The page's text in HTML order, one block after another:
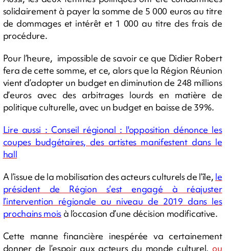
solidairement à payer la somme de 5 000 euros au titre
de dommages et intérêt et 1 000 au titre des frais de
procédure.
Pour l’heure, impossible de savoir ce que Didier Robert
fera de cette somme, et ce, alors que la Région Réunion
vient d’adopter un budget en diminution de 248 millions
d’euros avec des arbitrages lourds en matière de
politique culturelle, avec un budget en baisse de 39%.
Lire aussi : Conseil régional : l'opposition dénonce les
coupes budgétaires, des artistes manifestent dans le
hall
A l’issue de la mobilisation des acteurs culturels de l’île, le
président de Région s’est engagé à réajuster
l’intervention régionale au niveau de 2019 dans les
prochains mois à l’occasion d’une décision modificative.
Cette manne financière inespérée va certainement
donner de l’espoir aux acteurs du monde culturel, ou